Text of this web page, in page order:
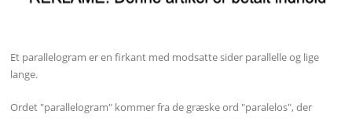
Et parallelogram er en firkant med modsatte sider parallelle og lige
lange.
Ordet "parallelogram" kommer fra de græske ord "paralelos", der